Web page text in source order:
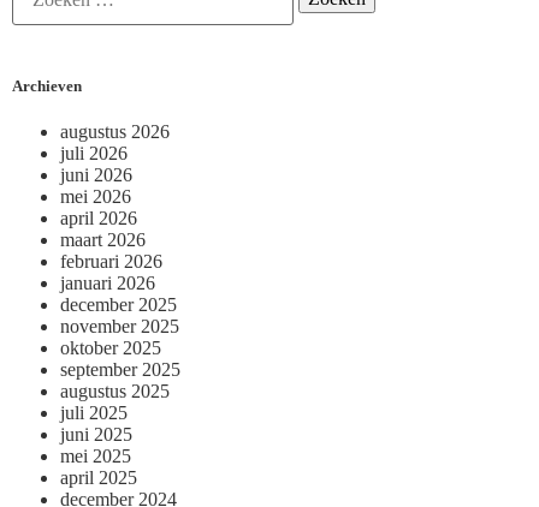
Archieven
augustus 2026
juli 2026
juni 2026
mei 2026
april 2026
maart 2026
februari 2026
januari 2026
december 2025
november 2025
oktober 2025
september 2025
augustus 2025
juli 2025
juni 2025
mei 2025
april 2025
december 2024